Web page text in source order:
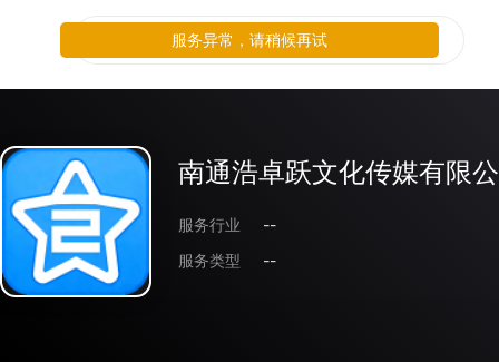
南通浩卓跃文化传媒有限
服务行业
--
服务类型
--
服务异常，请稍候再试